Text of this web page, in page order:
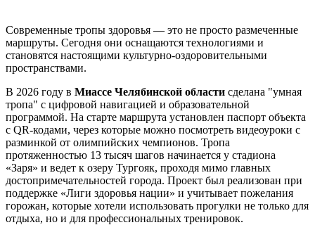
Современные тропы здоровья — это не просто размеченные
маршруты. Сегодня они оснащаются технологиями и
становятся настоящими культурно-оздоровительными
пространствами.
В 2026 году в Миассе Челябинской области сделана "умная
тропа" с цифровой навигацией и образовательной
программой. На старте маршрута установлен паспорт объекта
с QR-кодами, через которые можно посмотреть видеоуроки с
разминкой от олимпийских чемпионов. Тропа
протяженностью 13 тысяч шагов начинается у стадиона
«Заря» и ведет к озеру Тургояк, проходя мимо главных
достопримечательностей города. Проект был реализован при
поддержке «Лиги здоровья нации» и учитывает пожелания
горожан, которые хотели использовать прогулки не только для
отдыха, но и для профессиональных тренировок.